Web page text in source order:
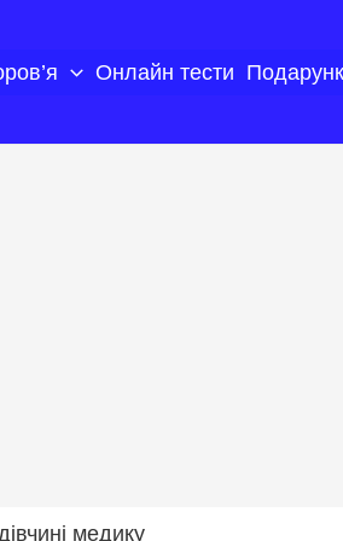
Онлайн тести
медику